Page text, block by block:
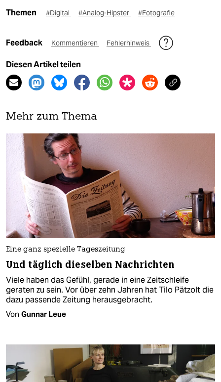
Themen #Digital #Analog-Hipster #Fotografie
Feedback Kommentieren Fehlerhinweis
Diesen Artikel teilen
Mehr zum Thema
Eine ganz spezielle Tageszeitung
Und täglich dieselben Nachrichten
Viele haben das Gefühl, gerade in eine Zeitschleife
geraten zu sein. Vor über zehn Jahren hat Tilo Pätzolt die
dazu passende Zeitung herausgebracht.
Von Gunnar Leue